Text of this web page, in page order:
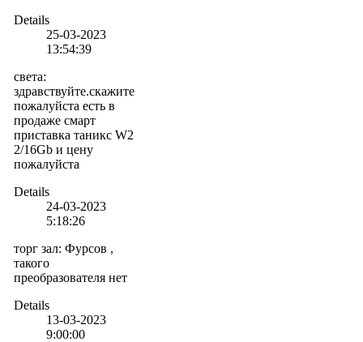
Details
25-03-2023
13:54:39
света:
здравствуйте.скажите
пожалуйста есть в
продаже смарт
приставка таникс W2
2/16Gb и цену
пожалуйста
Details
24-03-2023
5:18:26
торг зал: Фурсов ,
такого
преобразователя нет
Details
13-03-2023
9:00:00